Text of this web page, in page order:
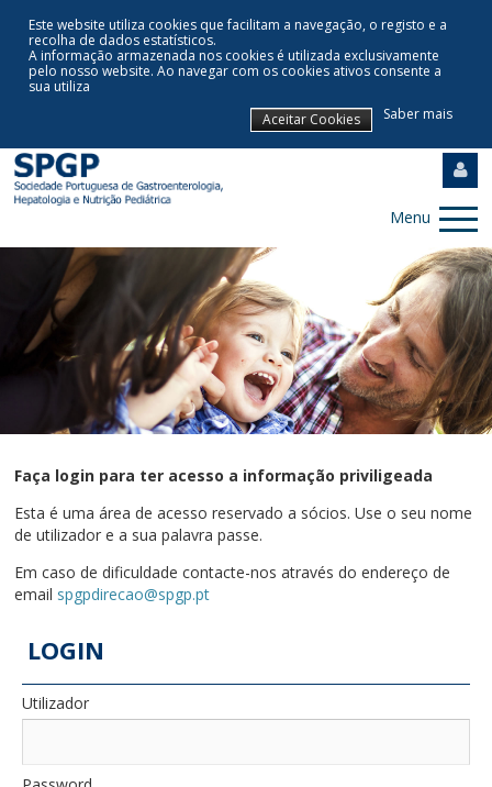
Este website utiliza cookies que facilitam a navegação, o registo e a
recolha de dados estatísticos.
A informação armazenada nos cookies é utilizada exclusivamente
pelo nosso website.Ao navegar com os cookies ativos consente a
sua utiliza
Saber mais
Aceitar Cookies
Menu
Faça login para ter acesso a informação priviligeada
Esta é uma área de acesso reservado a sócios. Use o seu nome
de utilizador e a sua palavra passe.
Em caso de dificuldade contacte-nos através do endereço de
email spgpdirecao@spgp.pt
LOGIN
Utilizador